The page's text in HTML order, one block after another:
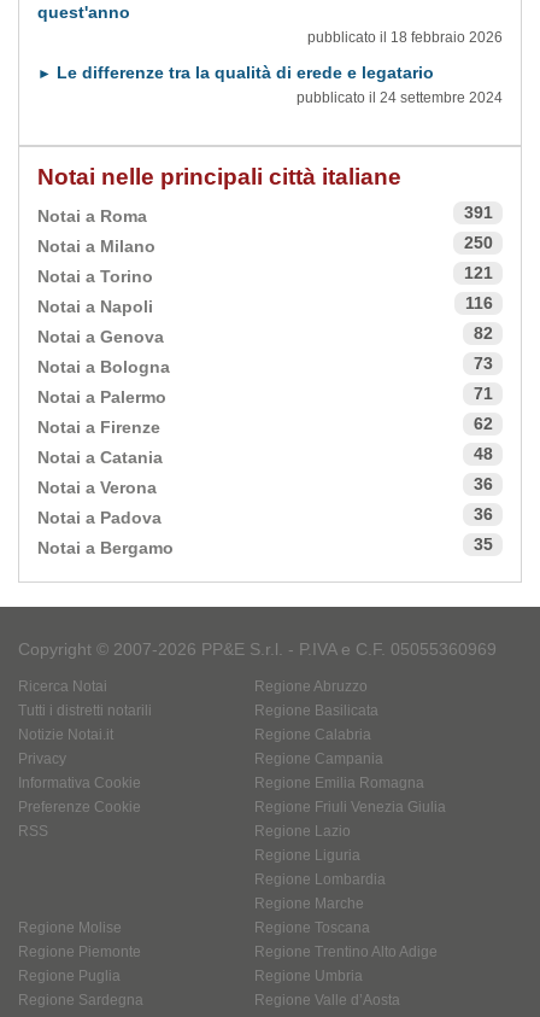
quest'anno
pubblicato il 18 febbraio 2026
► Le differenze tra la qualità di erede e legatario
pubblicato il 24 settembre 2024
Notai nelle principali città italiane
Notai a Roma
391
Notai a Milano
250
Notai a Torino
121
Notai a Napoli
116
Notai a Genova
82
Notai a Bologna
73
Notai a Palermo
71
Notai a Firenze
62
Notai a Catania
48
Notai a Verona
36
Notai a Padova
36
Notai a Bergamo
35
Copyright © 2007-2026 PP&E S.r.l. - P.IVA e C.F. 05055360969
Ricerca Notai
Tutti i distretti notarili
Notizie Notai.it
Privacy
Informativa Cookie
Preferenze Cookie
RSS
Regione Abruzzo
Regione Basilicata
Regione Calabria
Regione Campania
Regione Emilia Romagna
Regione Friuli Venezia Giulia
Regione Lazio
Regione Liguria
Regione Lombardia
Regione Marche
Regione Molise
Regione Piemonte
Regione Puglia
Regione Sardegna
Regione Toscana
Regione Trentino Alto Adige
Regione Umbria
Regione Valle d’Aosta